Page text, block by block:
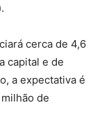
cerca de 4,6
capital e de
a expectativa é
de